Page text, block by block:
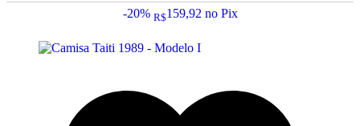
-20% R$159,92 no Pix